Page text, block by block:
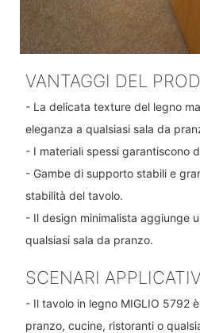
VANTAGGI DEL
- La delicata texture del legno
eleganza a qualsiasi sala da
- I materiali spessi garantiscono
- Gambe di supporto stabili e
stabilità del tavolo.
- Il design minimalista aggiunge
qualsiasi sala da pranzo.
SCENARI
- Il tavolo in legno MIGLIO 5792
pranzo, cucine, ristoranti o